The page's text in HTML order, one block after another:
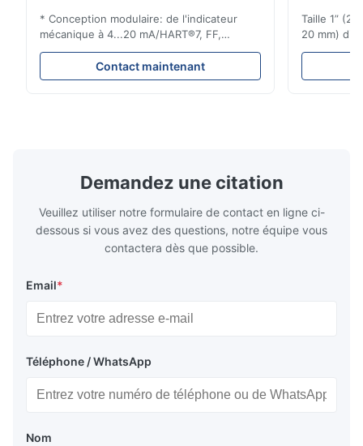
* Conception modulaire: de l'indicateur
mécanique à 4...20 mA/HART®7, FF,
Profibus-PA et totalizateur * N'importe
quelle position d'installation: verticale,
horizontale ou dans les tuyaux
Contact maintenant
Taille 1”
20 mm)
brides :
Demandez une citation
Veuillez utiliser notre formulaire de contact en ligne ci-
dessous si vous avez des questions, notre équipe vous
contactera dès que possible.
Email*
Téléphone / WhatsApp
Nom